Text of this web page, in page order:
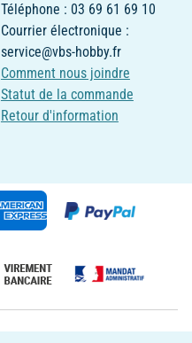
Téléphone : 03 69 61 69 10
Courrier électronique :
service@vbs-hobby.fr
Comment nous joindre
Statut de la commande
Retour d'information